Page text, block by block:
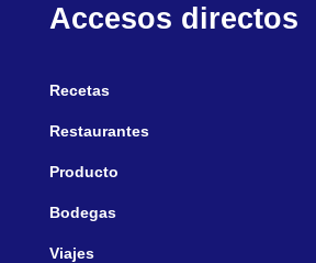
Accesos directos
Recetas
Restaurantes
Producto
Bodegas
Viajes